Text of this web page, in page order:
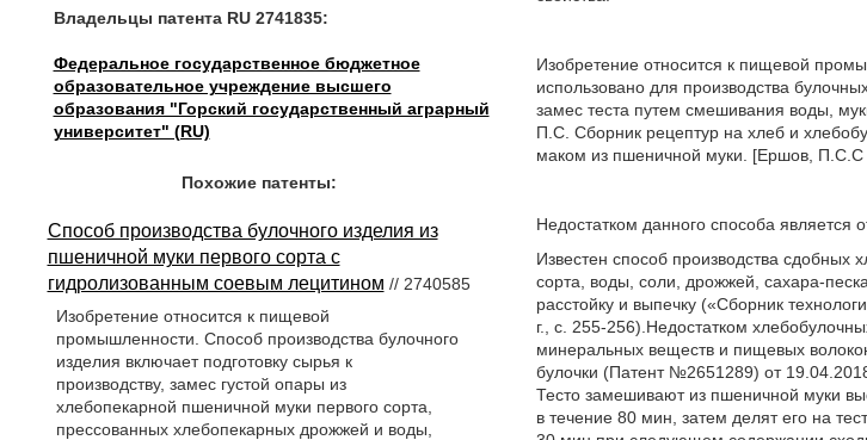
Владельцы патента RU 2741835:
Федеральное государственное бюджетное
образовательное учреждение высшего
образования "Горский государственный аграрный
университет" (RU)
Изобретение относится к пищевой
использовано для производства
замес теста путем смешивания воды,
П.С. Сборник рецептур на хлеб и
маком из пшеничной муки. [Ершов, П.С.С
Недостатком данного способа является
Известен способ производства сдобных
сорта, воды, соли, дрожжей, сахара-
расстойку и выпечку («Сборник
г., с. 255-256).Недостатком
минеральных веществ и пищевых
булочки (Патент №2651289) от
Тесто замешивают из пшеничной муки
в течение 80 мин, затем делят его на
Похожие патенты:
Способ производства булочного изделия из
пшеничной муки первого сорта с
гидролизованным соевым лецитином // 2740585
Изобретение относится к пищевой
промышленности. Способ производства булочного
изделия включает подготовку сырья к
производству, замес густой опары из
хлебопекарной пшеничной муки первого сорта,
прессованных хлебопекарных дрожжей и воды,